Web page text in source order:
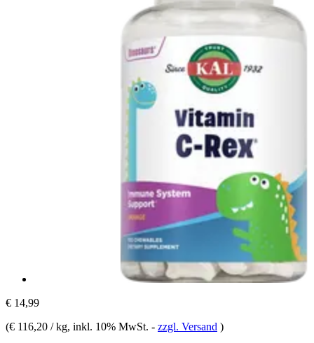
€ 14,99
(€ 116,20 / kg, inkl. 10% MwSt. - zzgl. Versand )